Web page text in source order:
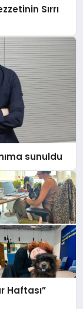
Sırrı
sunuldu
Haftası”